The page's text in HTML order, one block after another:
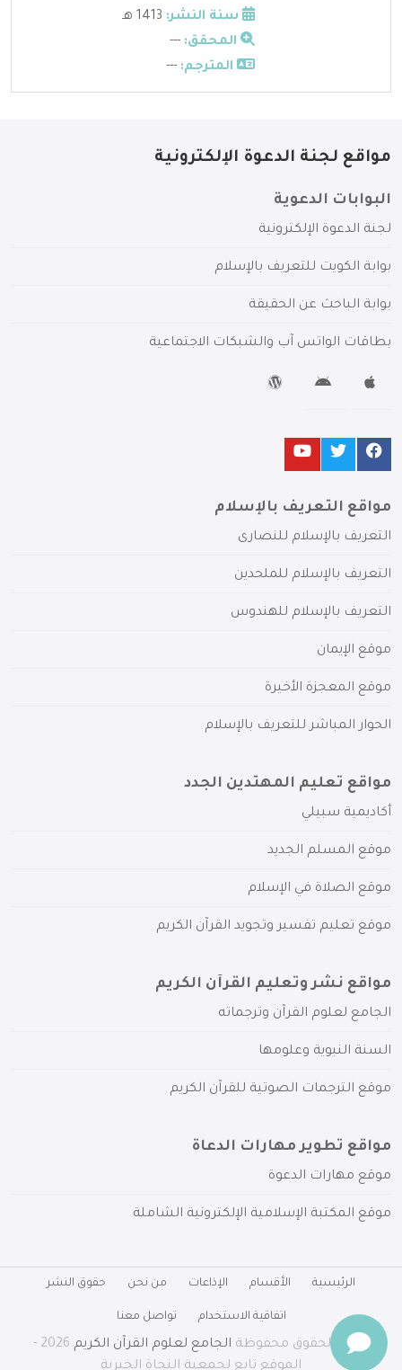
سنة النشر:
المحقق: ---
المترجم: ---
مواقع لجنة الدعوة الإلكترونية
البوابات الدعوية
لجنة الدعوة الإلكترونية
بوابة الكويت للتعريف بالإسلام
بوابة الباحث عن الحقيقة
بطاقات الواتس آب والشبكات الاجتماعية
مواقع التعريف بالإسلام
التعريف بالإسلام للنصارى
التعريف بالإسلام للملحدين
التعريف بالإسلام للهندوس
موقع الإيمان
موقع المعجزة الأخيرة
الحوار المباشر للتعريف بالإسلام
مواقع تعليم المهتدين الجدد
أكاديمية سبيلي
موقع المسلم الجديد
موقع الصلاة في الإسلام
موقع تعليم تفسير وتجويد القرآن الكريم
مواقع نشر وتعليم القرآن الكريم
الجامع لعلوم القرآن وترجماته
السنة النبوية وعلومها
موقع الترجمات الصوتية للقرآن الكريم
مواقع تطوير مهارات الدعاة
موقع مهارات الدعوة
موقع المكتبة الإسلامية الإلكترونية الشاملة
الرئيسية الأقسام الإذاعات من نحن حقوق النشر
اتفاقية الاستخدام تواصل معنا
جميع الحقوق محفوظة الجامع لعلوم القرآن الكريم
2026 -
الموقع تابع لجمعية النجاة الخيرية